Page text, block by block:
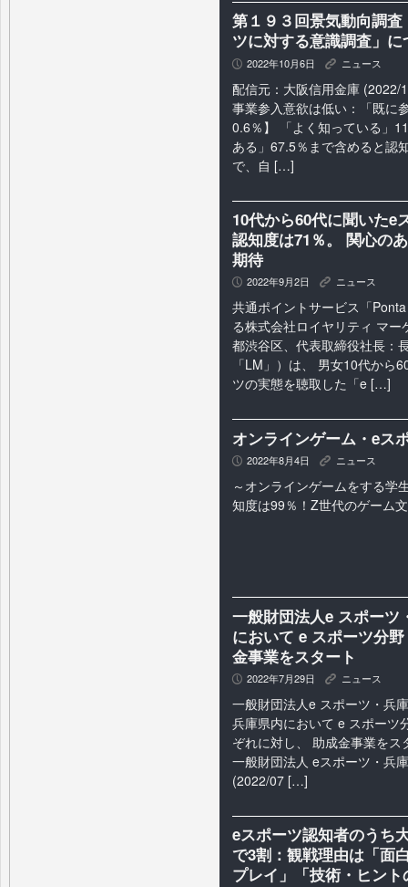
第１９３回景気動向調
ツに対する意識調査」に
P 2022年10月6日 K ニュース
配信元：大阪信用金庫 (2022/
事業参入意欲は低い：「既に
0.6％】 「よく知っている」
ある」67.5％まで含めると認
で、自 […]
10代から60代に聞いたe
認知度は71％。 関心の
期待
P 2022年9月2日 K ニュース
共通ポイントサービス「
る株式会社ロイヤリティ マ
都渋谷区、代表取締役社長：
「LM」）は、 男女10代から
ツの実態を聴取した「e […]
オンラインゲーム・eス
P 2022年8月4日 K ニュース
～オンラインゲームをする学
知度は99％！Z世代のゲーム
一般財団法人e スポーツ
において e スポーツ分
金事業をスタート
P 2022年7月29日 K ニュース
一般財団法人e スポーツ・兵
兵庫県内において e スポーツ
ぞれに対し、 助成金事業を
一般財団法人 eスポーツ・兵
(2022/07 […]
eスポーツ認知者のうち
で3割：観戦理由は「面
プレイ」「技術・ヒント